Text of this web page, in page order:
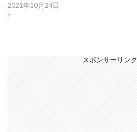
2021年10月24日
r
スポンサーリンク